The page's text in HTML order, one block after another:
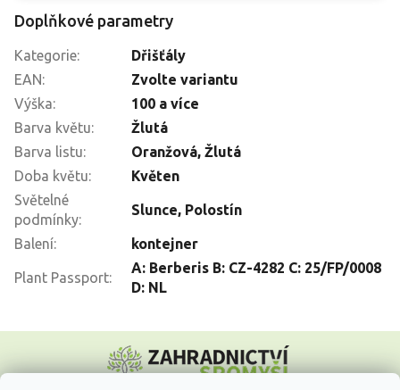
Doplňkové parametry
Kategorie:
Dřišťály
EAN:
Zvolte variantu
Výška:
100 a více
Barva květu:
Žlutá
Barva listu:
Oranžová, Žlutá
Doba květu:
Květen
Světelné
podmínky:
Slunce, Polostín
Balení: kontejner
Plant Passport:
A: Berberis B: CZ-4282 C: 25/FP/0008
D: NL
p